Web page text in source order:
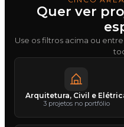
Quer ver
Use os filtros acima ou
Arquitetura, Civil e
3 projetos no portfólio